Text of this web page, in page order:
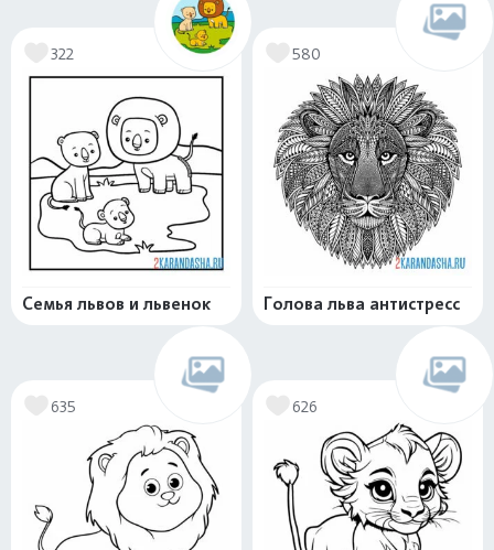
322
Семья львов и львенок
580
Голова льва антистресс
635 626